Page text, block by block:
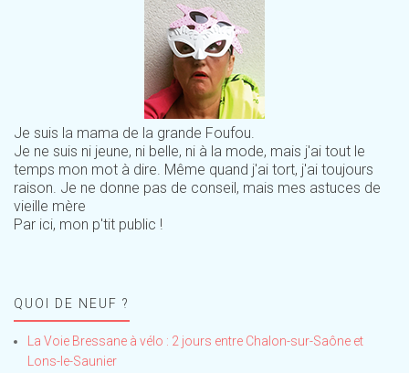
Je suis la mama de la grande Foufou.
Je ne suis ni jeune, ni belle, ni à la mode, mais j'ai tout le
temps mon mot à dire. Même quand j'ai tort, j'ai toujours
raison. Je ne donne pas de conseil, mais mes astuces de
vieille mère
Par ici, mon p'tit public !
QUOI DE NEUF ?
La Voie Bressane à vélo : 2 jours entre Chalon-sur-Saône et
Lons-le-Saunier